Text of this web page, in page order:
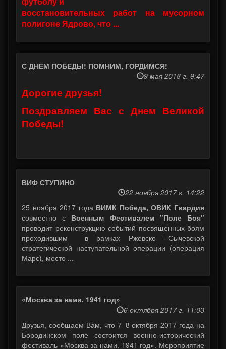
восстановительных работ на мусорном
полигоне Ядрово, что ...
С ДНЕМ ПОБЕДЫ! ПОМНИМ, ГОРДИМСЯ!
9 мая 2018 г. 9:47
Дорогие друзья!
Поздравляем Вас с Днем Великой
Победы!
ВИФ СТУПИНО
22 ноября 2017 г. 14:22
25 ноября 2017 года ВИМК Победа, ОВИК Гвардия
совместно с Военным Фестивалем "Поле Боя"
проводит реконструкцию событий посвященных боям
проходившим в рамках Ржевско –Сычевской
стратегической наступательной операции (операция
Марс), место ...
«Москва за нами. 1941 год»
6 октября 2017 г. 11:03
Друзья, сообщаем Вам, что 7–8 октября 2017 года на
Бородинском поле состоится военно-исторический
фестиваль «Москва за нами. 1941 год». Мероприятие